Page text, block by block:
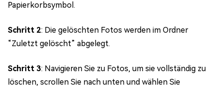
Papierkorbsymbol.
Schritt 2: Die gelöschten Fotos werden im Ordner
“Zuletzt gelöscht” abgelegt.
Schritt 3: Navigieren Sie zu Fotos, um sie vollständig zu
löschen, scrollen Sie nach unten und wählen Sie